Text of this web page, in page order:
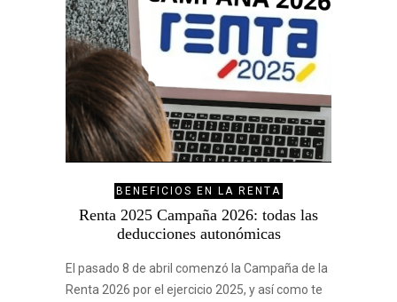
BENEFICIOS EN LA RENTA
Renta 2025 Campaña 2026: todas las
deducciones autonómicas
El pasado 8 de abril comenzó la Campaña de la
Renta 2026 por el ejercicio 2025, y así como te